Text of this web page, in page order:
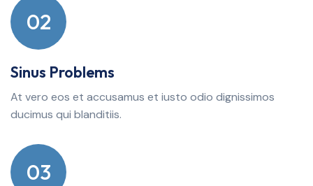
02
Sinus Problems
At vero eos et accusamus et iusto odio dignissimos
ducimus qui blanditiis.
03